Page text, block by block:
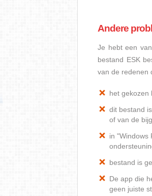
Andere
Je hebt een
bestand ESK
van de redenen
het gekozen
dit bestand
of van de
in "Windows
bestand is
De app die
geen juiste